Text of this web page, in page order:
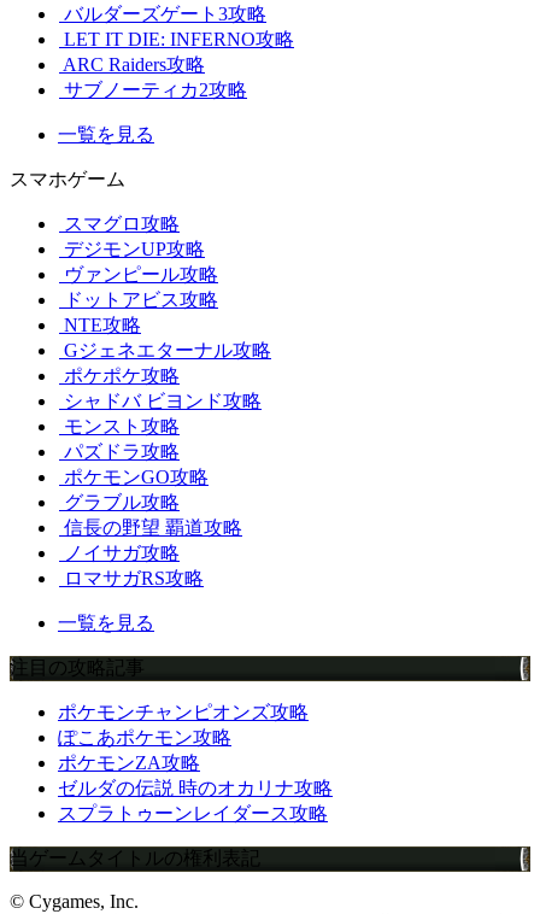
バルダーズゲート3攻略
LET IT DIE: INFERNO攻略
ARC Raiders攻略
サブノーティカ2攻略
一覧を見る
スマホゲーム
スマグロ攻略
デジモンUP攻略
ヴァンピール攻略
ドットアビス攻略
NTE攻略
Gジェネエターナル攻略
ポケポケ攻略
シャドバ ビヨンド攻略
モンスト攻略
パズドラ攻略
ポケモンGO攻略
グラブル攻略
信長の野望 覇道攻略
ノイサガ攻略
ロマサガRS攻略
一覧を見る
注目の攻略記事
ポケモンチャンピオンズ攻略
ぽこあポケモン攻略
ポケモンZA攻略
ゼルダの伝説 時のオカリナ攻略
スプラトゥーンレイダース攻略
当ゲームタイトルの権利表記
© Cygames, Inc.